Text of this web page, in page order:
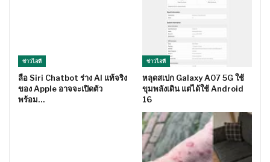
ข่าวไอที
ลือ Siri Chatbot ร่าง AI แท้จริง
ของ Apple อาจจะเปิดตัว
พร้อม…
ข่าวไอที
หลุดสเปก Galaxy A07 5G ใช้
ขุมพลังเดิน แต่ได้ใช้ Android
16